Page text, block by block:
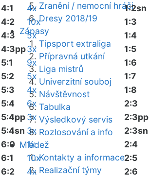
Zranění / nemocní hráči
Dresy 2018/19
Zápasy
Tipsport extraliga
Přípravná utkání
Liga mistrů
Univerzitní souboj
Návštěvnost
Tabulka
Výsledkový servis
Rozlosování a info
Mládež
Kontakty a informace
Realizační týmy
4:1
4x
4:2
10x
4:3
5x
4:3pp3x
5:1
9x
5:2
5x
5:3
4x
5:4
6x
5:4pp3x
5:4sn 3x
6:0
1x
6:1
10x
6:2
4x
1:2sn
1:3
1:4
1:5
1:6
1:7
1:8
2:3
2:3pp
2:3sn
2:4
2:5
2:6